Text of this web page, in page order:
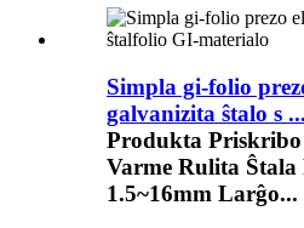
Simpla gi-folio
galvanizita ŝtalo s ...
Produkta
Varme Rulita Ŝtala
1.5~16mm Larĝo...